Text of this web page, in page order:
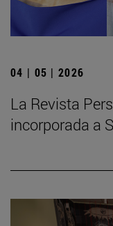
04 | 05 | 2026
La Revista
incorporada a